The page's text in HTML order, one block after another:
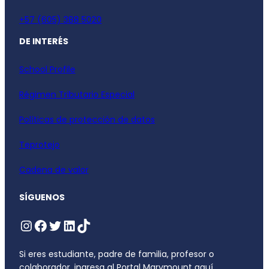
+57 (605) 388 5020
DE INTERÉS
School Profile
Régimen Tributario Especial
Políticas de protección de datos
Teprotejo
Cadena de valor
SÍGUENOS
Si eres estudiante, padre de familia, profesor o